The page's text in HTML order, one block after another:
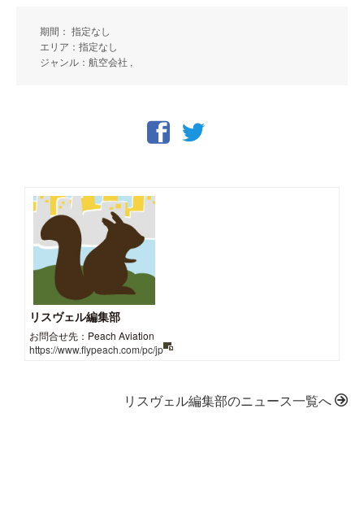
期間： 指定なし
エリア：指定なし
ジャンル：航空会社 ,
リスヴェル編集部
お問合せ先：Peach Aviation
https://www.flypeach.com/pc/jp
リスヴェル編集部のニュース一覧へ